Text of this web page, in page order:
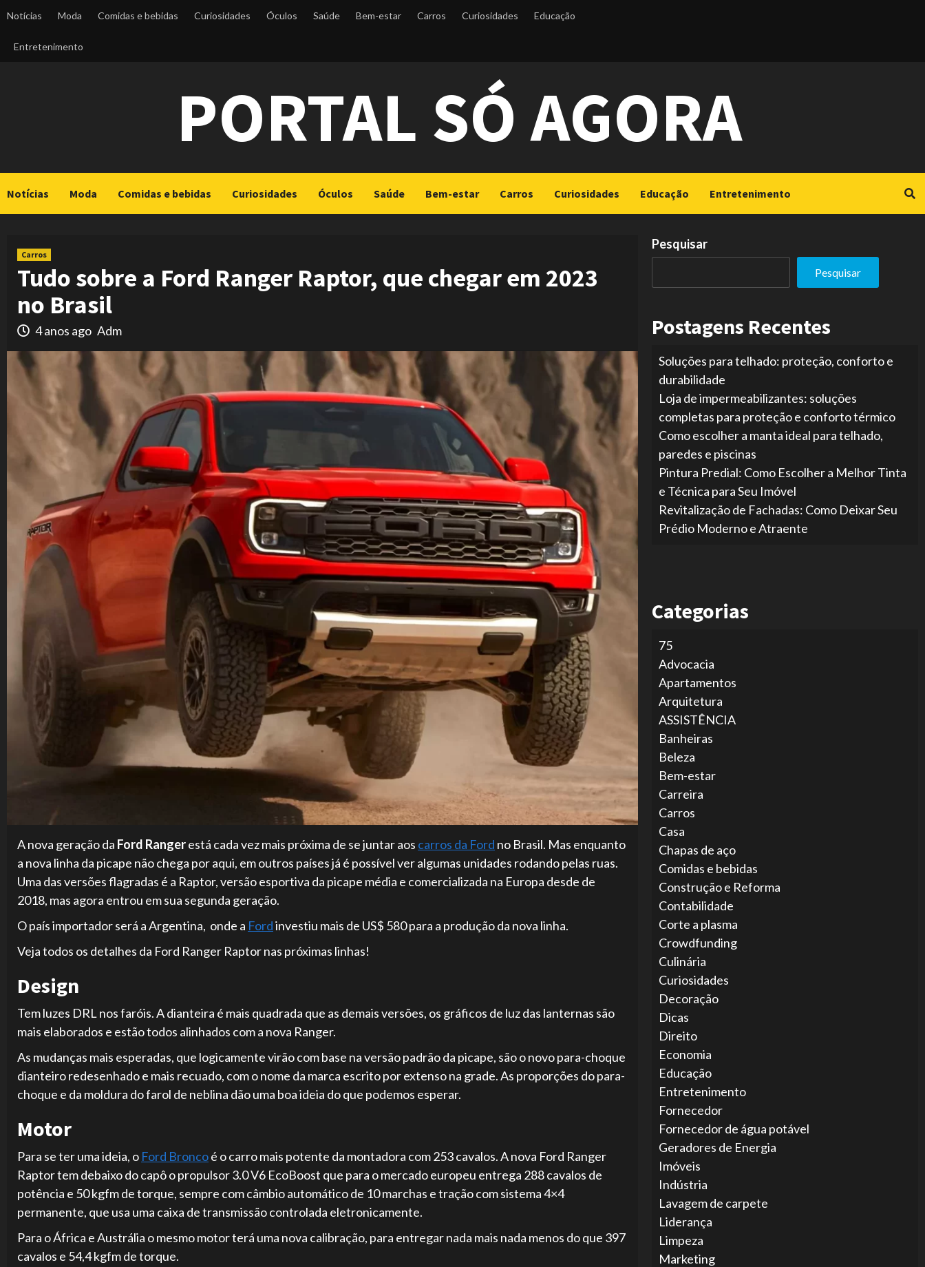
content
Notícias Moda Comidas e bebidas Curiosidades Óculos Saúde Bem-estar Carros Curiosidades Educação
Entretenimento
PORTAL SÓ AGORA
Notícias Moda Comidas e bebidas Curiosidades Óculos Saúde Bem-estar Carros Curiosidades Educação Entretenimento
Carros
Tudo sobre a Ford Ranger Raptor, que chegar em 2023
no Brasil
4 anos ago Adm
A nova geração da Ford Rangerestá cada vez mais próxima de se juntar aos carros da Ford no Brasil. Mas enquanto
a nova linha da picape não chega por aqui, em outros países já é possível ver algumas unidades rodando pelas ruas.
Uma das versões flagradas é a Raptor, versão esportiva da picape média e comercializada na Europa desde de
2018, mas agora entrou em sua segunda geração.
O país importador será a Argentina, onde a Fordinvestiu mais de US$ 580 para a produção da nova linha.
Veja todos os detalhes da Ford Ranger Raptor nas próximas linhas!
Design
Tem luzes DRL nos faróis. A dianteira é mais quadrada que as demais versões, os gráficos de luz das lanternas são
mais elaborados e estão todos alinhados com a nova Ranger.
As mudanças mais esperadas, que logicamente virão com base na versão padrão da picape, são o novo para-choque
dianteiro redesenhado e mais recuado, com o nome da marca escrito por extenso na grade. As proporções do para-
choque e da moldura do farol de neblina dão uma boa ideia do que podemos esperar.
Motor
Para se ter uma ideia, o Ford Broncoé o carro mais potente da montadora com 253 cavalos. A nova Ford Ranger
Raptor tem debaixo do capô o propulsor 3.0 V6 EcoBoost que para o mercado europeu entrega 288 cavalos de
potência e 50 kgfm de torque, sempre com câmbio automático de 10 marchas e tração com sistema 4×4
permanente, que usa uma caixa de transmissão controlada eletronicamente.
Para o África e Austrália o mesmo motor terá uma nova calibração, para entregar nada mais nada menos do que 397
cavalos e 54,4 kgfm de torque.
Pesquisar
Pesquisar
Postagens Recentes
Soluções para telhado: proteção, conforto e
durabilidade
Loja de impermeabilizantes: soluções
completas para proteção e conforto térmico
Como escolher a manta ideal para telhado,
paredes e piscinas
Pintura Predial: Como Escolher a Melhor Tinta
e Técnica para Seu Imóvel
Revitalização de Fachadas: Como Deixar Seu
Prédio Moderno e Atraente
Categorias
75
Advocacia
Apartamentos
Arquitetura
ASSISTÊNCIA
Banheiras
Beleza
Bem-estar
Carreira
Carros
Casa
Chapas de aço
Comidas e bebidas
Construção e Reforma
Contabilidade
Corte a plasma
Crowdfunding
Culinária
Curiosidades
Decoração
Dicas
Direito
Economia
Educação
Entretenimento
Fornecedor
Fornecedor de água potável
Geradores de Energia
Imóveis
Indústria
Lavagem de carpete
Liderança
Limpeza
Marketing